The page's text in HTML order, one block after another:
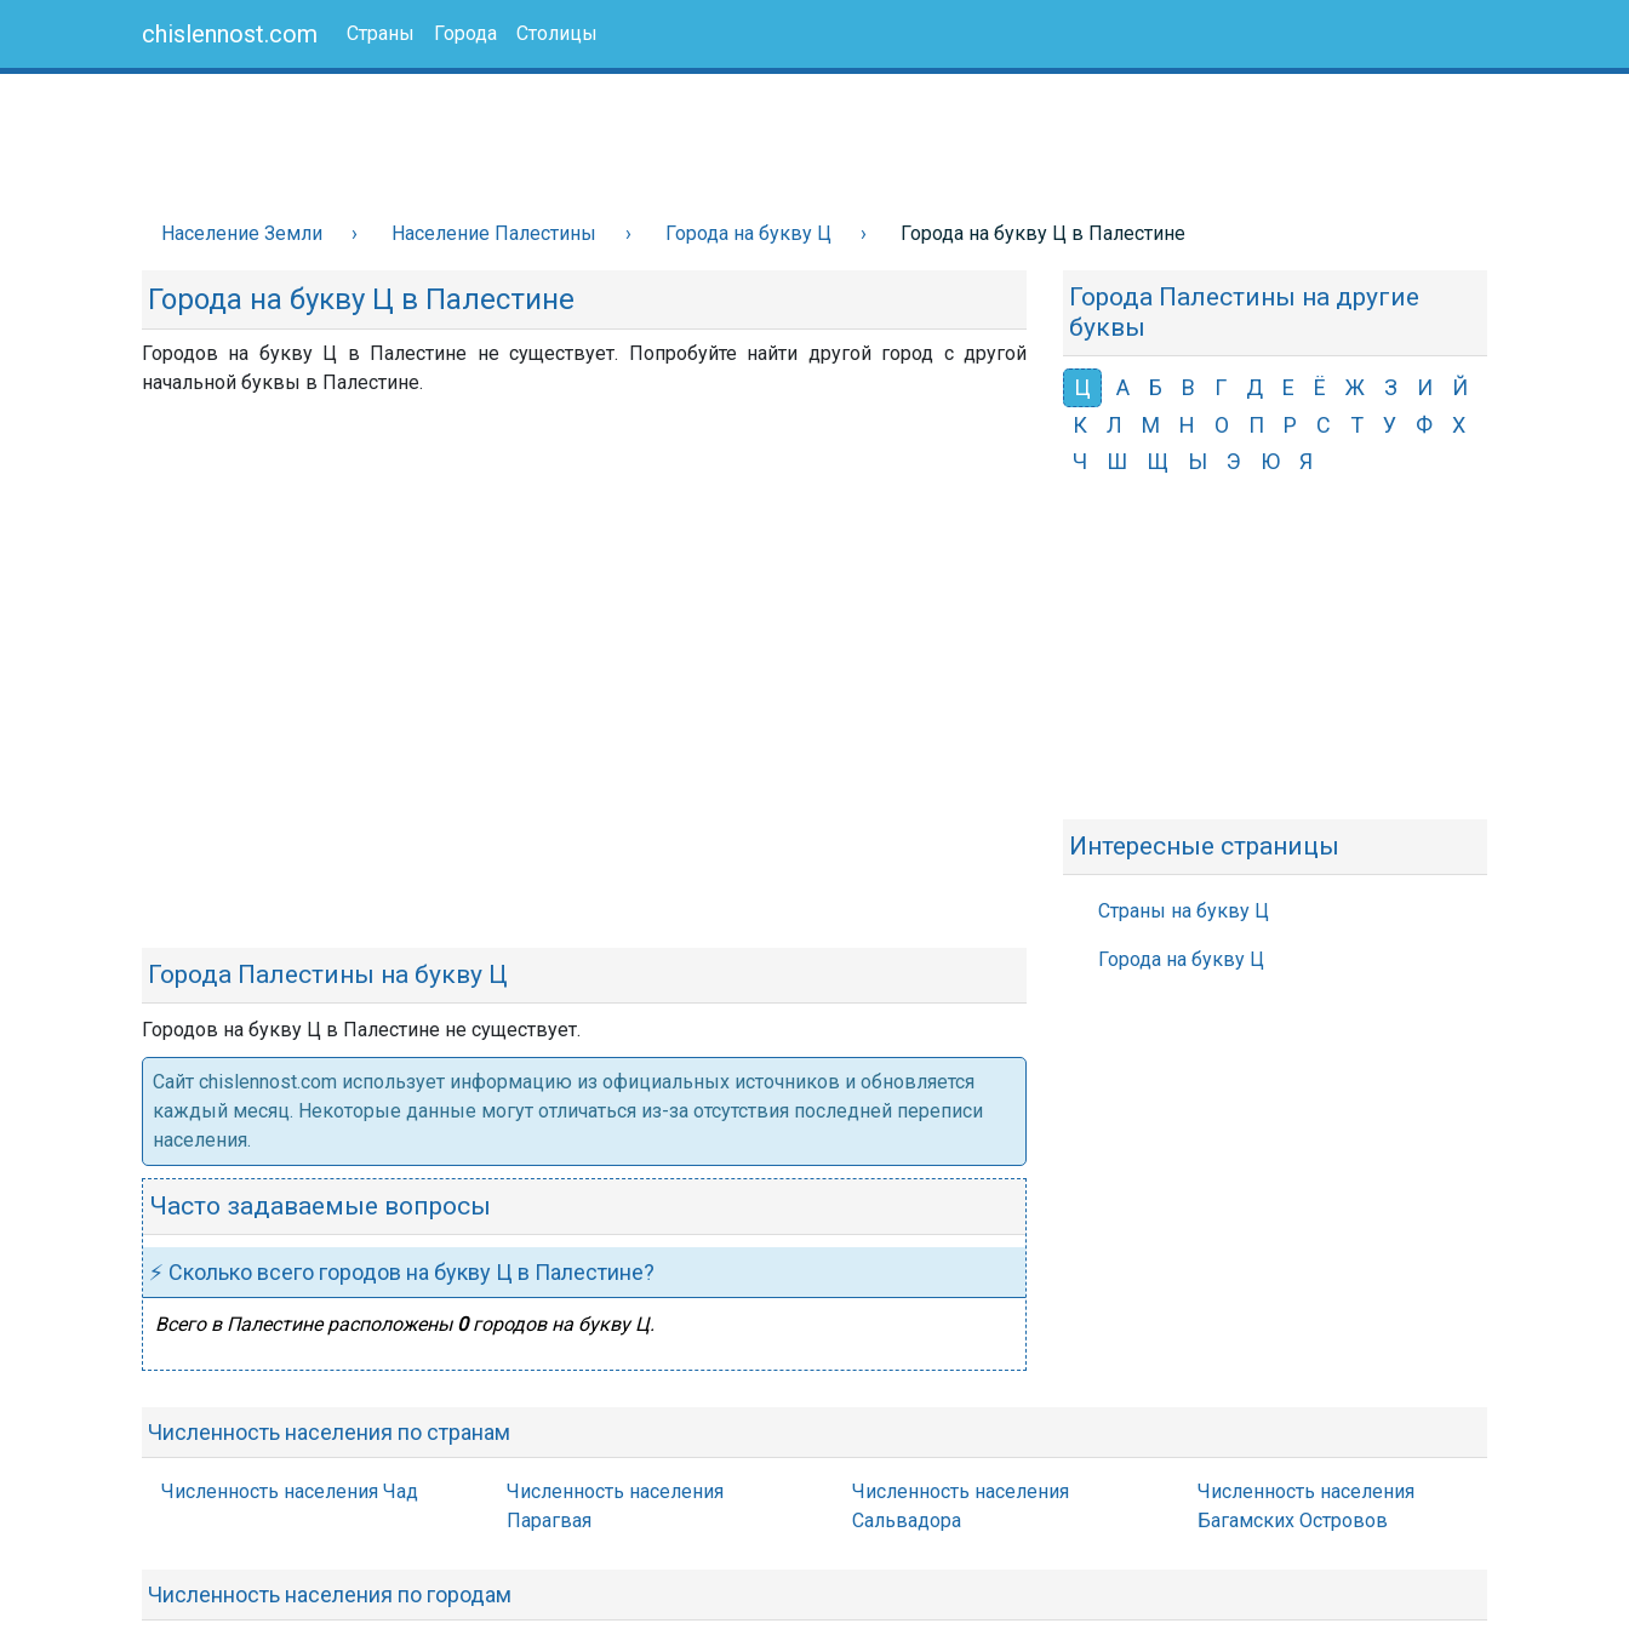
chislennost.com Страны Города Столицы
Население Земли Население Палестины Города на букву Ц Города на букву Ц в Палестине
Города на букву Ц в Палестине
Городов на букву Ц в Палестине не существует. Попробуйте найти другой город с другой
начальной буквы в Палестине.
Города Палестины на букву Ц
Городов на букву Ц в Палестине не существует.
Cайт chislennost.com использует информацию из официальных источников и обновляется
каждый месяц. Некоторые данные могут отличаться из-за отсутствия последней переписи
населения.
Часто задаваемые вопросы
⚡ Сколько всего городов на букву Ц в Палестине?
Всего в Палестине расположены 0городов на букву Ц.
Города Палестины на другие
буквы
Ц А Б В Г Д Е Ё Ж З И
Й
К
Л М Н О П Р С Т У Ф
Х
Ч
Ш Щ Ы Э Ю Я
Интересные страницы
Страны на букву Ц
Города на букву Ц
Численность населения по странам
Численность населения Чад
Численность населения
Парагвая
Численность населения
Сальвадора
Численность населения
Багамских Островов
Численность населения по городам